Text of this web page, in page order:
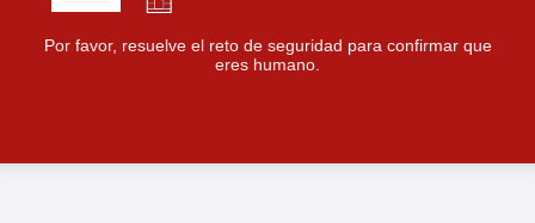
Por favor, resuelve el reto de seguridad para confirmar que
eres humano.